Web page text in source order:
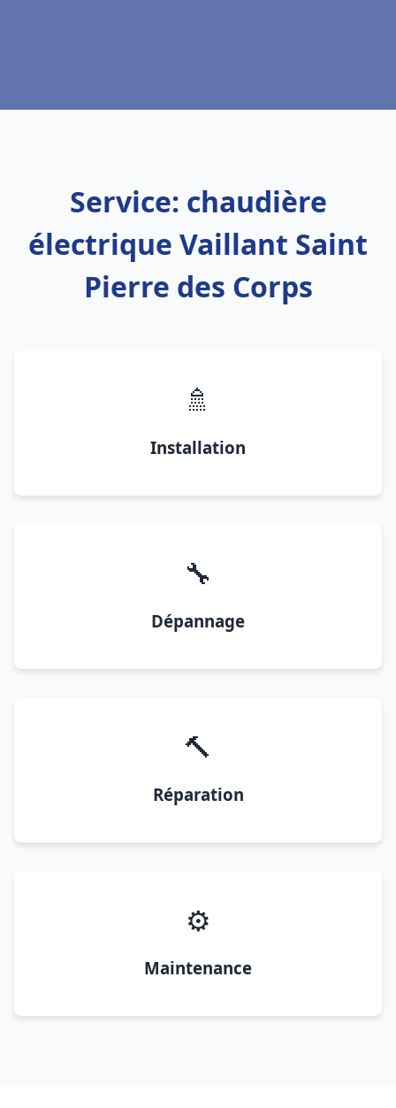
Service: chaudière
électrique Vaillant Saint
Pierre des Corps
🚿
Installation
🔧
Dépannage
🔨
Réparation
⚙️
Maintenance